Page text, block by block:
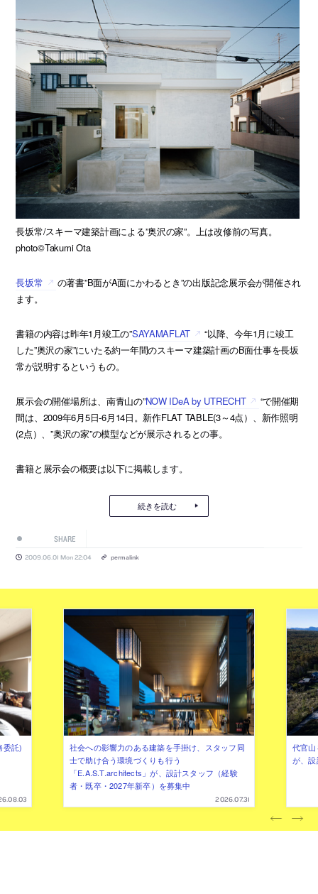
長坂常/スキーマ建築計画による”奥沢の家”。上は改修前の写真。
photo©Takumi Ota
長坂常
の著書”B面がA面にかわるとき”の出版記念展示会が開催され
ます。
書籍の内容は昨年1月竣工の”SAYAMAFLAT
“以降、今年1月に竣工
した”奥沢の家”にいたる約一年間のスキーマ建築計画のB面仕事を長坂
常が説明するというもの。
展示会の開催場所は、南青山の”NOW IDeA by UTRECHT
“で開催期
間は、2009年6月5日-6月14日。新作FLAT TABLE(3～4点）、新作照明
(2点）、”奥沢の家”の模型などが展示されるとの事。
書籍と展示会の概要は以下に掲載します。
続きを読む
SHARE
2009.06.01 Mon 22:04 permalink
委託)
社会への影響力のある建築を手掛け、スタッフ同
士で助け合う環境づくりも行う
「E.A.S.T.architects」が、設計スタッフ（経験
者・既卒・2027年新卒）を募集中
2026.07.31
代官
が、